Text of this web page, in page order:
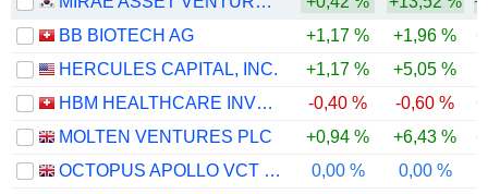
BB BIOTECH AG
+1,17 % +1,96 %
HERCULES CAPITAL, INC.
+1,17 % +5,05 %
HBM HEALTHCARE INVESTMENTS AG
-0,40 % -0,60 %
MOLTEN VENTURES PLC
+0,94 % +6,43 %
OCTOPUS APOLLO VCT PLC
0,00 % 0,00 %